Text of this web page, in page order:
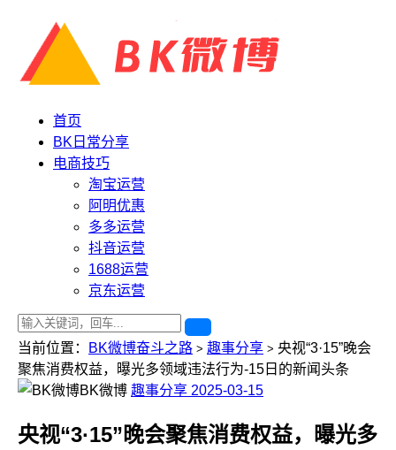
首页
BK日常分享
电商技巧
淘宝运营
阿明优惠
多多运营
抖音运营
1688运营
京东运营
当前位置： BK微博奋斗之路 > 趣事分享 > 央视“3·15”晚会
聚焦消费权益，曝光多领域违法行为-15日的新闻头条
BK微博 趣事分享 2025-03-15
央视“3·15”晚会聚焦消费权益，曝光多